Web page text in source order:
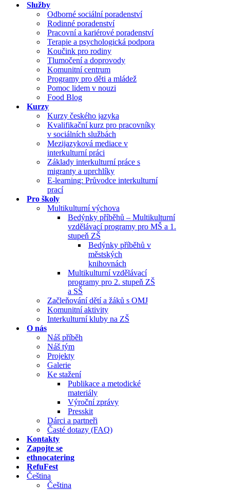
Služby
Odborné sociální poradenství
Rodinné poradenství
Pracovní a kariérové poradenství
Terapie a psychologická podpora
Koučink pro rodiny
Tlumočení a doprovody
Komunitní centrum
Programy pro děti a mládež
Pomoc lidem v nouzi
Food Blog
Kurzy
Kurzy českého jazyka
Kvalifikační kurz pro pracovníky
v sociálních službách
Mezijazyková mediace v
interkulturní práci
Základy interkulturní práce s
migranty a uprchlíky
E-learning: Průvodce interkulturní
prací
Pro školy
Multikulturní výchova
Bedýnky příběhů – Multikulturní
vzdělávací programy pro MŠ a 1.
stupeň ZŠ
Bedýnky příběhů v
městských
knihovnách
Multikulturní vzdělávací
programy pro 2. stupeň ZŠ
a SŠ
Začleňování dětí a žáků s OMJ
Komunitní aktivity
Interkulturní kluby na ZŠ
O nás
Náš příběh
Náš tým
Projekty
Galerie
Ke stažení
Publikace a metodické
materiály
Výroční zprávy
Presskit
Dárci a partneři
Časté dotazy (FAQ)
Kontakty
Zapojte se
ethnocatering
RefuFest
Čeština
Čeština